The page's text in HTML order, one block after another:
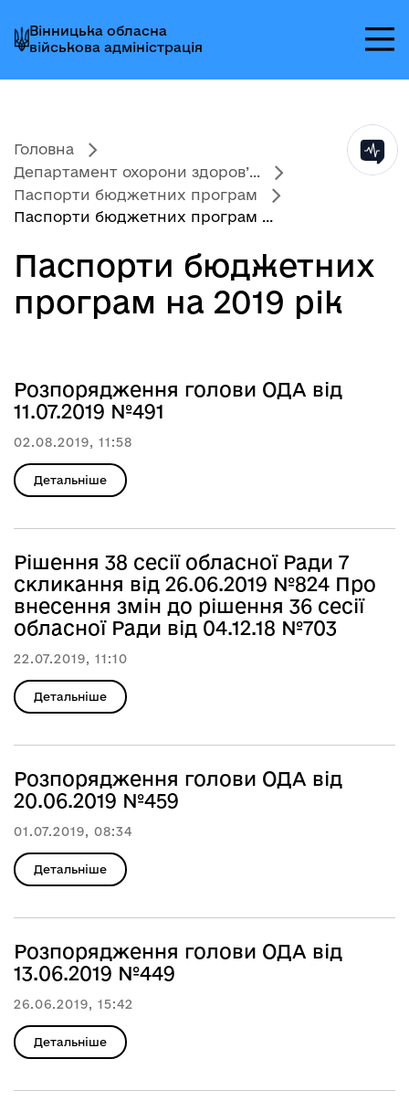
до
головного
меню
до
головного
вмісту
до
головного
колонтитула
Вінницька обласна
військова адміністрація
Головна
Департамент охорони здоров’...
Паспорти бюджетних програм
Паспорти бюджетних програм ...
Паспорти бюджетних
програм на 2019 рік
Розпорядження голови ОДА від
11.07.2019 №491
02.08.2019, 11:58
Детальніше
Рішення 38 сесії обласної Ради 7
скликання від 26.06.2019 №824 Про
внесення змін до рішення 36 сесії
обласної Ради від 04.12.18 №703
22.07.2019, 11:10
Детальніше
Розпорядження голови ОДА від
20.06.2019 №459
01.07.2019, 08:34
Детальніше
Розпорядження голови ОДА від
13.06.2019 №449
26.06.2019, 15:42
Детальніше